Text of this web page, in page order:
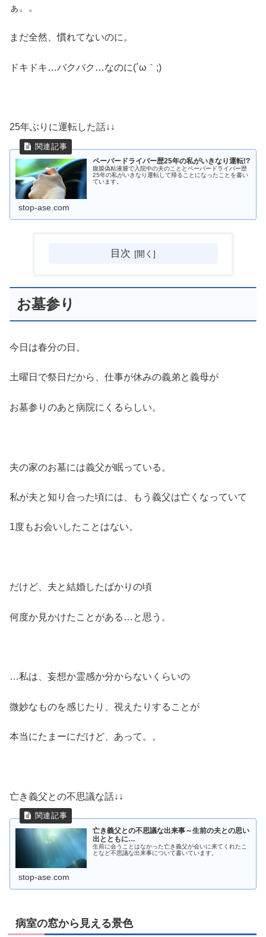
ぁ。。
まだ全然、慣れてないのに。
ドキドキ…バクバク…なのに(´ω｀;)
25年ぶりに運転した話↓↓
ペーパードライバー歴25年の私がいきなり運転!?
腹膜偽粘液腫で入院中の夫のこととペーパードライバー歴
25年の私がいきなり運転して帰ることになったことを書い
ています。
stop-ase.com
目次
お墓参り
今日は春分の日。
土曜日で祭日だから、仕事が休みの義弟と義母が
お墓参りのあと病院にくるらしい。
夫の家のお墓には義父が眠っている。
私が夫と知り合った頃には、もう義父は亡くなっていて
1度もお会いしたことはない。
だけど、夫と結婚したばかりの頃
何度か見かけたことがある…と思う。
…私は、妄想か霊感か分からないくらいの
微妙なものを感じたり、視えたりすることが
本当にたまーにだけど、あって。。
亡き義父との不思議な話↓↓
亡き義父との不思議な出来事～生前の夫との思い
出とともに…
生前に会うことはなかった亡き義父が会いに来てくれたこ
となど不思議な出来事について書いています。
stop-ase.com
病室の窓から見える景色